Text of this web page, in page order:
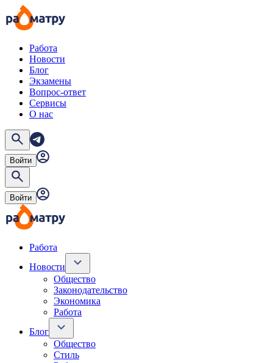
Работа
Новости
Блог
Экзамены
Вопрос-ответ
Сервисы
О нас
Войти
Войти
Работа
Новости
Общество
Законодательство
Экономика
Работа
Блог
Общество
Стиль